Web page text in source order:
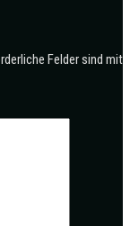
Felder sind mit